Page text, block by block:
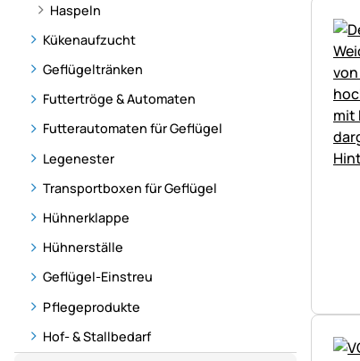
Haspeln
Kükenaufzucht
Geflügeltränken
Futtertröge & Automaten
Futterautomaten für Geflügel
Legenester
Transportboxen für Geflügel
Hühnerklappe
Hühnerställe
Geflügel-Einstreu
Pflegeprodukte
Hof- & Stallbedarf